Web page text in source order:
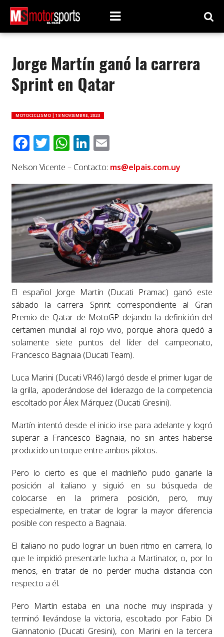
Jorge Martín ganó la carrera
Sprint en Qatar
MOTOCICLISMO | 18 NOVIEMBRE, 2023
Facebook
Twitter
WhatsApp
LinkedIn
Email
Nelson Vicente – Contacto: ms@elpais.com.uy
El español Jorge Martín (Ducati Pramac) ganó este
sábado la carrera Sprint correspondiente al Gran
Premio de Qatar de MotoGP dejando la definición del
certamen mundial al rojo vivo, porque ahora quedó a
solamente siete puntos del líder del campeonato,
Francesco Bagnaia (Ducati Team).
Luca Marini (Ducati VR46) largó desde el primer lugar de
la grilla, apoderándose del liderazgo de la competencia
escoltado por Álex Márquez (Ducati Gresini).
Martín intentó desde el inicio irse para adelante y logró
superar a Francesco Bagnaia, no sin antes haberse
producido un toque entre ambos pilotos.
Pero lo cierto es que el madrileño pudo ganarle la
posición al italiano y siguió en su búsqueda de
colocarse en la primera posición, pero, muy
especialmente, en tratar de lograr la mayor diferencia
posible con respecto a Bagnaia.
El italiano no pudo lograr un buen ritmo en carrera, lo
que le impidió presentarle lucha a Martinator, o, por lo
menos, en tratar de no perder mucha distancia con
respecto a él.
Pero Martín estaba en una noche muy inspirada y
terminó llevándose la victoria, escoltado por Fabio Di
Giannatonio (Ducati Gresini), con Marini en la tercera